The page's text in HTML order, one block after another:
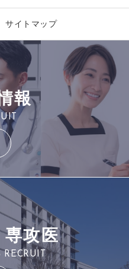
サイトマップ
報
専攻医
RECRUIT